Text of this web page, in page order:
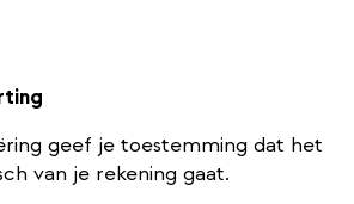
geef je toestemming dat het
van je rekening gaat.